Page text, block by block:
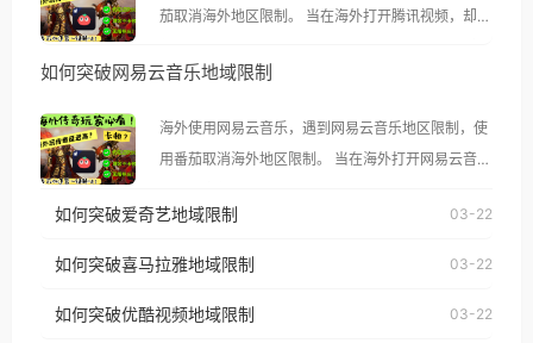
茄取消海外地区限制。 当在海外打开腾讯视频，却突
示语。 海外用户如香港、澳门、台湾、美国、加拿
像其他音乐平台一样，出现地区及版权限制问题，且
仅能在中国大陆地区播放。 遇到这个问题的朋友们，
使用番茄回国加速器，即可解决「海外用户收听腾讯
台湾、美国、加拿大、澳大利亚、欧洲等国家和地区
权限制所困扰。
如何突破网易云音乐地域限制
海外使用网易云音乐，遇到网易云音乐地区限制，使
用番茄取消海外地区限制。 当在海外打开网易云音
播放”的提示语。 海外用户如香港、澳门、台湾、美
国、加拿大、澳大利亚、欧洲等国家和地区时，网易
制问题，且仅能在中国大陆地区播放。 遇到这个问题
如何突破爱奇艺地域限制 03-22
如何突破喜马拉雅地域限制 03-22
如何突破优酷视频地域限制 03-22